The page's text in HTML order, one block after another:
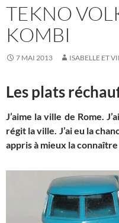
TEKNO
KOMBI
7 MAI 2013 ISABELLE ET
Les plats
J’aime la ville de Rome.
régit la ville. J’ai eu la
appris à mieux la